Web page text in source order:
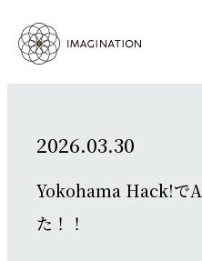
2026.03.30
Yokohama Hack!で
た！！